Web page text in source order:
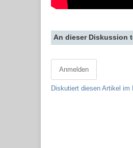
An dieser Diskussion
Anmelden
Diskutiert diesen Artikel im